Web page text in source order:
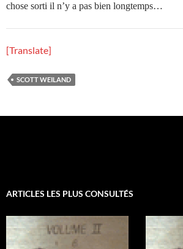
chose sorti il n’y a pas bien longtemps…
[Translate]
SCOTT WEILAND
ARTICLES LES PLUS CONSULTÉS